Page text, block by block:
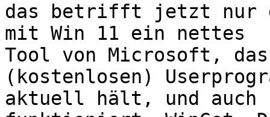
das betrifft jetzt nur
mit Win 11 ein nettes
Tool von Microsoft,
(kostenlosen)
aktuell hält, und auch